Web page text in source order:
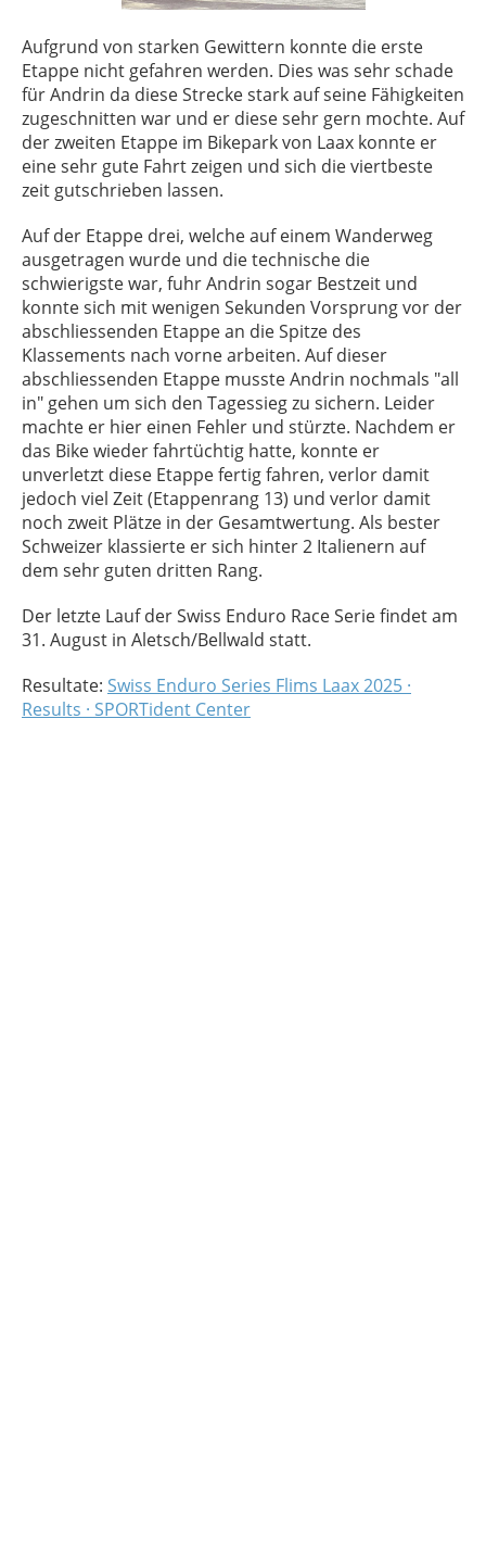
Aufgrund von starken Gewittern konnte die erste
Etappe nicht gefahren werden. Dies was sehr schade
für Andrin da diese Strecke stark auf seine Fähigkeiten
zugeschnitten war und er diese sehr gern mochte. Auf
der zweiten Etappe im Bikepark von Laax konnte er
eine sehr gute Fahrt zeigen und sich die viertbeste
zeit gutschrieben lassen.
Auf der Etappe drei, welche auf einem Wanderweg
ausgetragen wurde und die technische die
schwierigste war, fuhr Andrin sogar Bestzeit und
konnte sich mit wenigen Sekunden Vorsprung vor der
abschliessenden Etappe an die Spitze des
Klassements nach vorne arbeiten. Auf dieser
abschliessenden Etappe musste Andrin nochmals "all
in" gehen um sich den Tagessieg zu sichern. Leider
machte er hier einen Fehler und stürzte. Nachdem er
das Bike wieder fahrtüchtig hatte, konnte er
unverletzt diese Etappe fertig fahren, verlor damit
jedoch viel Zeit (Etappenrang 13) und verlor damit
noch zweit Plätze in der Gesamtwertung. Als bester
Schweizer klassierte er sich hinter 2 Italienern auf
dem sehr guten dritten Rang.
Der letzte Lauf der Swiss Enduro Race Serie findet am
31. August in Aletsch/Bellwald statt.
Resultate: Swiss Enduro Series Flims Laax 2025 ·
Results · SPORTident Center